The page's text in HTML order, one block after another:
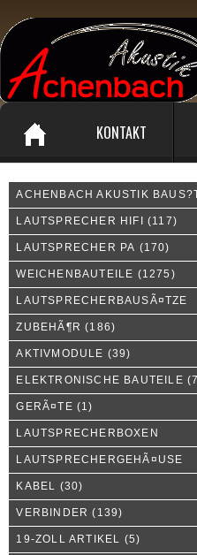
KONTAKT
ACHENBACH AKUSTIK
LAUTSPRECHER HIFI (117)
LAUTSPRECHER PA (170)
WEICHENBAUTEILE (1275)
LAUTSPRECHERBAUSÃ¤TZE
ZUBEHÃ¶R (186)
AKTIVMODULE (39)
ELEKTRONISCHE BAUTEILE
GERÃ¤TE (1)
LAUTSPRECHERBOXEN
LAUTSPRECHERGEHÃ¤USE
KABEL (30)
VERBINDER (139)
19-ZOLL ARTIKEL (5)